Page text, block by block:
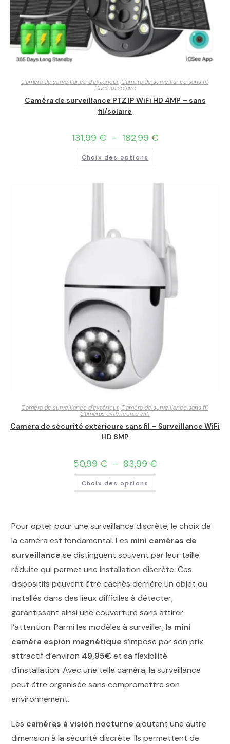
Caméra de surveillance d'extérieur, Caméra de surveillance sans fil,
Caméra solaire
Caméra de surveillance PTZ IP WiFi HD 4MP – sans
fil/solaire
131,99 € – 182,99 €
Choix des options
Caméra de surveillance d'extérieur, Caméra de surveillance sans fil,
Caméras extérieures wifi
Caméra de sécurité extérieure sans fil – Surveillance WiFi
HD 8MP
50,99 € – 83,99 €
Choix des options
Pour opter pour une surveillance discrète, le choix de
la caméra est fondamental. Les mini caméras de
surveillance se distinguent souvent par leur taille
réduite qui permet une installation discrète. Ces
dispositifs peuvent être cachés derrière un objet ou
installés dans des lieux difficiles à détecter,
garantissant ainsi une couverture sans attirer
l’attention. Parmi les modèles à surveiller, la mini
caméra espion magnétique s’impose par son prix
attractif d’environ 49,95€ et sa flexibilité
d’installation. Avec une telle caméra, la surveillance
peut être organisée sans compromettre son
environnement.
Les caméras à vision nocturne ajoutent une autre
dimension à la sécurité discrète. Ils permettent de